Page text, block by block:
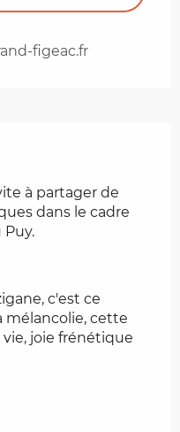
figeac.fr
à partager de
dans le cadre
c'est ce
mélancolie, cette
joie frénétique